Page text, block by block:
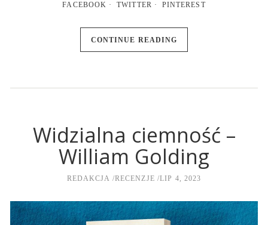
FACEBOOK TWITTER PINTEREST
CONTINUE READING
Widzialna ciemność –
William Golding
REDAKCJA RECENZJE LIP 4, 2023